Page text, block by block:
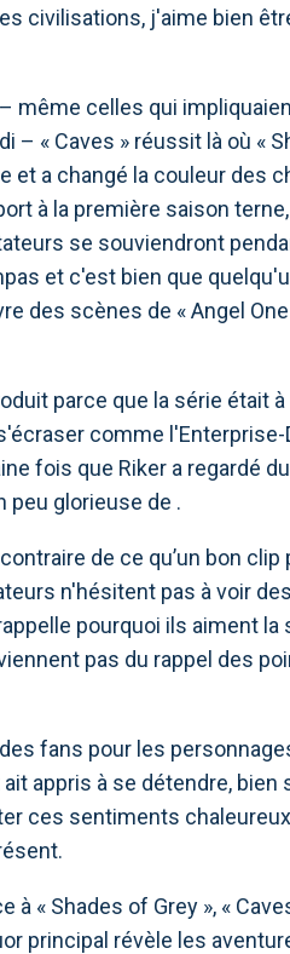
civilisations, j'aime bien
même celles qui
« Caves » réussit là où «
et a changé la couleur des
à la première saison
se souviendront
et c'est bien que
des scènes de « Angel One
parce que la série était
comme l'Enterprise-
fois que Riker a regardé
peu glorieuse de .
de ce qu’un bon
n'hésitent pas à voir
pourquoi ils aiment la
pas du rappel des
fans pour les
appris à se détendre, bien
ces sentiments
« Shades of Grey », «
principal révèle les